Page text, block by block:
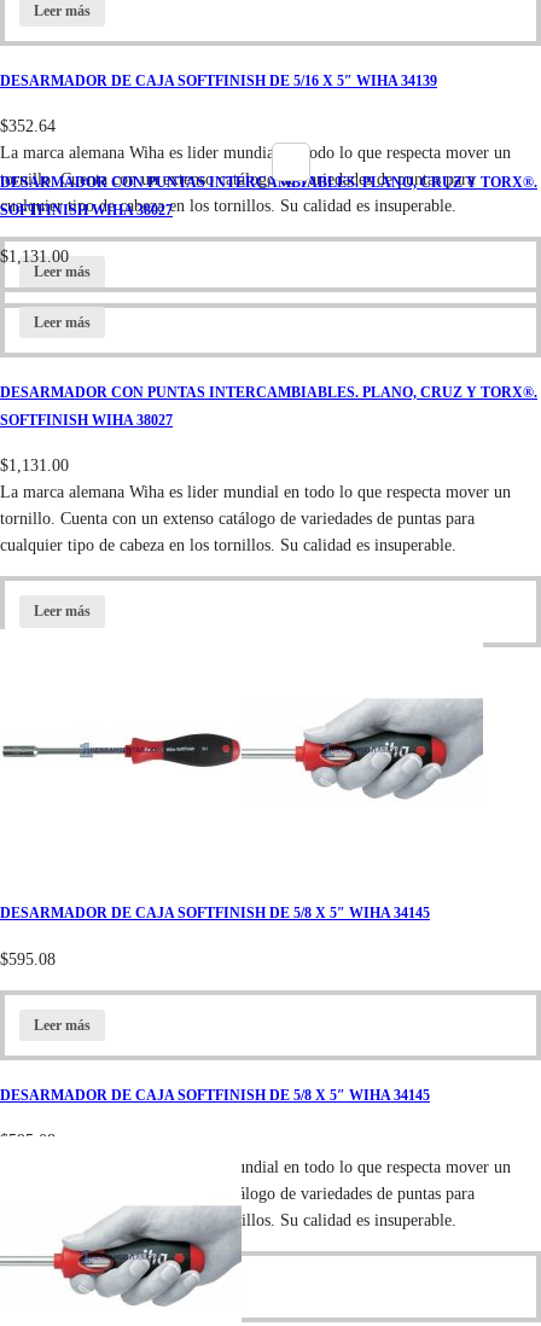
Leer más
DESARMADOR DE CAJA SOFTFINISH DE 5/16 X 5″ WIHA 34139
$352.64
La marca alemana Wiha es lider mundial en todo lo que respecta mover un
tornillo. Cuenta con un extenso catálogo de variedades de puntas para
cualquier tipo de cabeza en los tornillos. Su calidad es insuperable.
Leer más
DESARMADOR CON PUNTAS INTERCAMBIABLES. PLANO, CRUZ Y TORX®.
SOFTFINISH WIHA 38027
$1,131.00
Leer más
DESARMADOR CON PUNTAS INTERCAMBIABLES. PLANO, CRUZ Y TORX®.
SOFTFINISH WIHA 38027
$1,131.00
La marca alemana Wiha es lider mundial en todo lo que respecta mover un
tornillo. Cuenta con un extenso catálogo de variedades de puntas para
cualquier tipo de cabeza en los tornillos. Su calidad es insuperable.
Leer más
DESARMADOR DE CAJA SOFTFINISH DE 5/8 X 5″ WIHA 34145
$595.08
Leer más
DESARMADOR DE CAJA SOFTFINISH DE 5/8 X 5″ WIHA 34145
$595.08
La marca alemana Wiha es lider mundial en todo lo que respecta mover un
tornillo. Cuenta con un extenso catálogo de variedades de puntas para
cualquier tipo de cabeza en los tornillos. Su calidad es insuperable.
Leer más